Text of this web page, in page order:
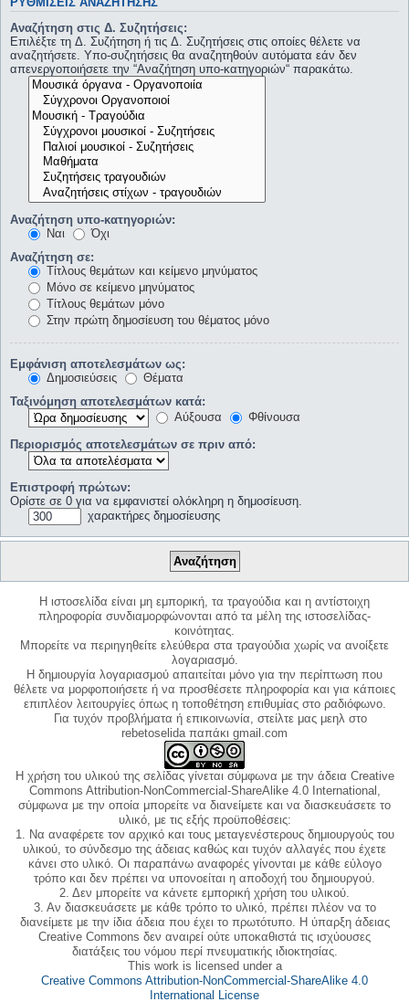
ΡΥΘΜΊΣΕΙΣ ΑΝΑΖΉΤΗΣΗΣ
Αναζήτηση στις Δ. Συζητήσεις:
Επιλέξτε τη Δ. Συζήτηση ή τις Δ. Συζητήσεις στις οποίες θέλετε να
αναζητήσετε. Υπο-συζητήσεις θα αναζητηθούν αυτόματα εάν δεν
απενεργοποιήσετε την “Αναζήτηση υπο-κατηγοριών“ παρακάτω.
Αναζήτηση υπο-κατηγοριών:
Ναι
Όχι
Αναζήτηση σε:
Τίτλους θεμάτων και κείμενο μηνύματος
Μόνο σε κείμενο μηνύματος
Τίτλους θεμάτων μόνο
Στην πρώτη δημοσίευση του θέματος μόνο
Εμφάνιση αποτελεσμάτων ως:
Δημοσιεύσεις
Θέματα
Ταξινόμηση αποτελεσμάτων κατά:
Αύξουσα
Φθίνουσα
Περιορισμός αποτελεσμάτων σε πριν από:
Επιστροφή πρώτων:
Ορίστε σε 0 για να εμφανιστεί ολόκληρη η δημοσίευση.
χαρακτήρες δημοσίευσης
Η ιστοσελίδα είναι μη εμπορική, τα τραγούδια και η αντίστοιχη
πληροφορία συνδιαμορφώνονται από τα μέλη της ιστοσελίδας-
κοινότητας.
Μπορείτε να περιηγηθείτε ελεύθερα στα τραγούδια χωρίς να ανοίξετε
λογαριασμό.
Η δημιουργία λογαριασμού απαιτείται μόνο για την περίπτωση που
θέλετε να μορφοποιήσετε ή να προσθέσετε πληροφορία και για κάποιες
επιπλέον λειτουργίες όπως η τοποθέτηση επιθυμίας στο ραδιόφωνο.
Για τυχόν προβλήματα ή επικοινωνία, στείλτε μας μεηλ στο
rebetoselida παπάκι gmail.com
Η χρήση του υλικού της σελίδας γίνεται σύμφωνα με την άδεια Creative
Commons Attribution-NonCommercial-ShareAlike 4.0 International,
σύμφωνα με την οποία μπορείτε να διανείμετε και να διασκευάσετε το
υλικό, με τις εξής προϋποθέσεις:
1. Να αναφέρετε τον αρχικό και τους μεταγενέστερους δημιουργούς του
υλικού, το σύνδεσμο της άδειας καθώς και τυχόν αλλαγές που έχετε
κάνει στο υλικό. Οι παραπάνω αναφορές γίνονται με κάθε εύλογο
τρόπο και δεν πρέπει να υπονοείται η αποδοχή του δημιουργού.
2. Δεν μπορείτε να κάνετε εμπορική χρήση του υλικού.
3. Αν διασκευάσετε με κάθε τρόπο το υλικό, πρέπει πλέον να το
διανείμετε με την ίδια άδεια που έχει το πρωτότυπο. Η ύπαρξη άδειας
Creative Commons δεν αναιρεί ούτε υποκαθιστά τις ισχύουσες
διατάξεις του νόμου περί πνευματικής ιδιοκτησίας.
This work is licensed under a
Creative Commons Attribution-NonCommercial-ShareAlike 4.0
International License